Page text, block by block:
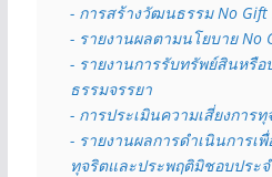
- การสร้างวัฒนธรรม No Gift
- รายงานผลตามนโยบาย No
- รายงานการรับทรัพย์สินหรื
ธรรมจรรยา
- การประเมินความเสี่ยงการทุ
- รายงานผลการดำเนินการเ
ทุจริตและประพฤติมิชอบประ